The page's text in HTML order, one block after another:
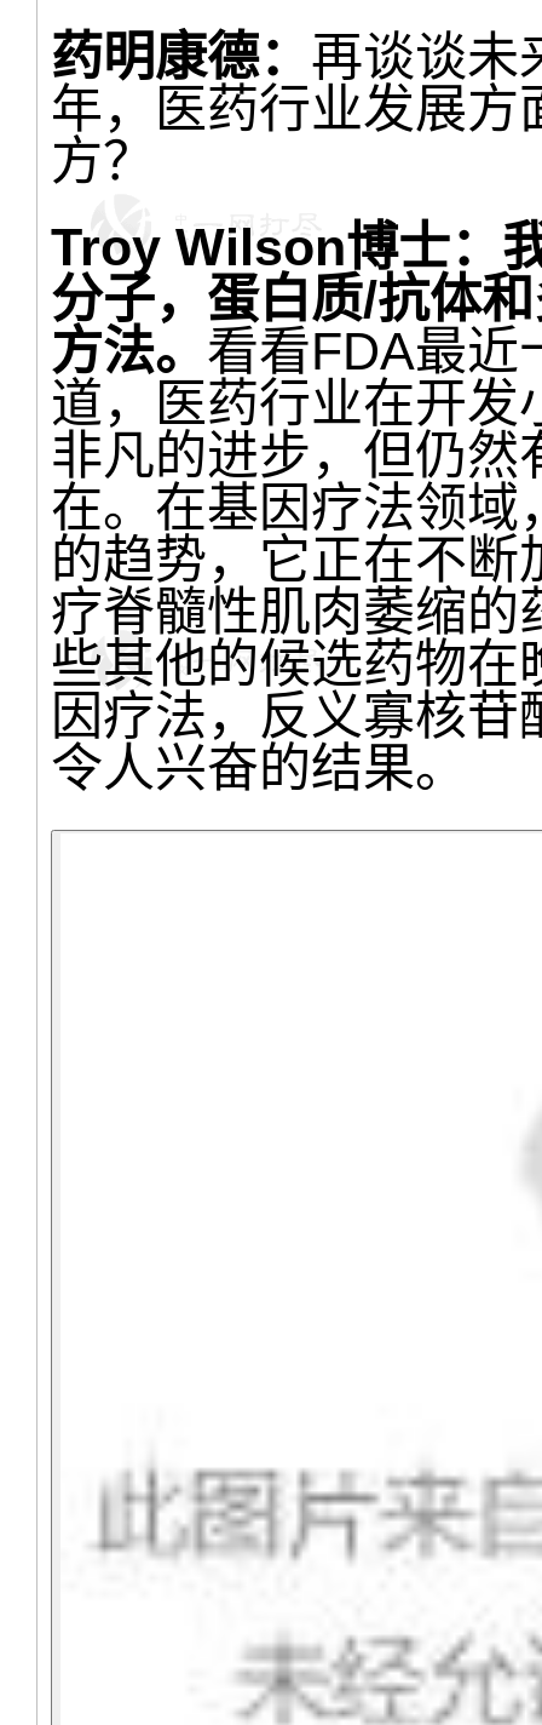
药明康德： 再谈谈未
年，医药行业发展
方？
Troy Wilson博士：
分子，蛋白质/抗体
方法。 看看FDA最近
道，医药行业在开
非凡的进步，但仍然
在。在基因疗法领域
的趋势，它正在不
疗脊髓性肌肉萎缩的
些其他的候选药物在
因疗法，反义寡核
令人兴奋的结果。